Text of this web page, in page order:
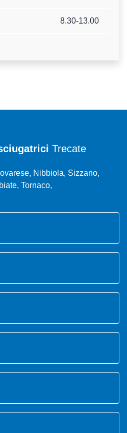
8.30-13.00
Trecate
Nibbiola, Sizzano,
Tornaco,